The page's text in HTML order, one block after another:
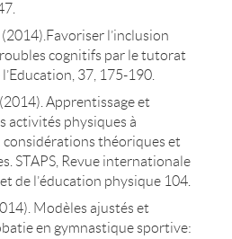
l’inclusion
cognitifs par le tutorat
37, 175-190.
Apprentissage et
activités physiques à
théoriques et
STAPS, Revue internationale
de l’éducation physique 104.
Modèles ajustés et
en gymnastique sportive: